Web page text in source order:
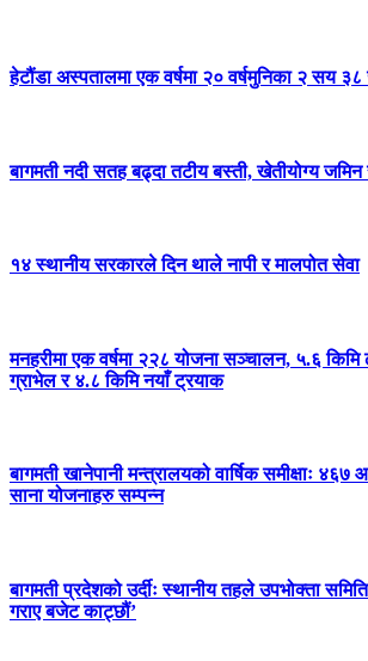
हेटौंडा अस्पतालमा एक वर्षमा २० वर्षमुनिका २ सय
बागमती नदी सतह बढ्दा तटीय बस्ती, खेतीयोग्य
१४ स्थानीय सरकारले दिन थाले नापी र मालपोत सेवा
मनहरीमा एक वर्षमा २२८ योजना सञ्चालन, ५.६
ग्राभेल र ४.८ किमि नयाँ ट्रयाक
बागमती खानेपानी मन्त्रालयको वार्षिक समीक्षाः
साना योजनाहरु सम्पन्न
बागमती प्रदेशको उर्दीः स्थानीय तहले उपभोक्ता
गराए बजेट काट्छौं’